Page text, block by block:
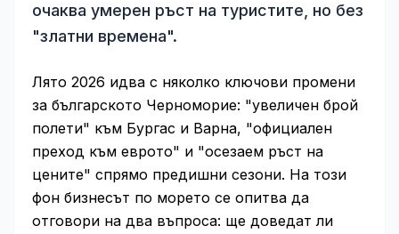
очаква умерен ръст на туристите, но без
"златни времена".
Лято 2026 идва с няколко ключови промени
за българското Черноморие: "увеличен брой
полети" към Бургас и Варна, "официален
преход към еврото" и "осезаем ръст на
цените" спрямо предишни сезони. На този
фон бизнесът по морето се опитва да
отговори на два въпроса: ще доведат ли